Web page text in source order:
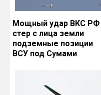
Мощный удар ВКС РФ
стер с лица земли
подземные позиции
ВСУ под Сумами